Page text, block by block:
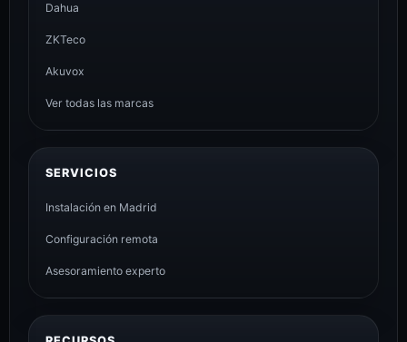
Dahua
ZKTeco
Akuvox
Ver todas las marcas
SERVICIOS
Instalación en Madrid
Configuración remota
Asesoramiento experto